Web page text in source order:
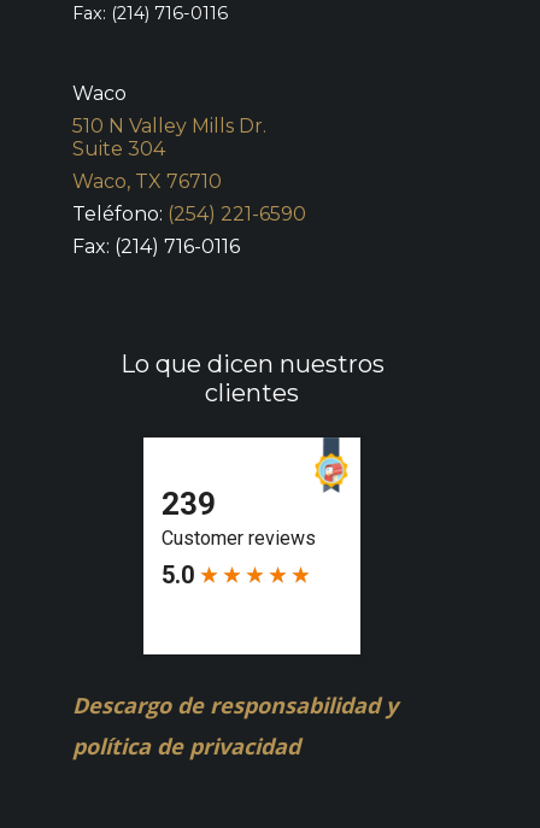
Fax: (214) 716-0116
Waco
510 N Valley Mills Dr.
Suite 304
Waco, TX 76710
Teléfono: (254) 221-6590
Fax: (214) 716-0116
Lo que dicen nuestros
clientes
Descargo de responsabilidad y
política de privacidad